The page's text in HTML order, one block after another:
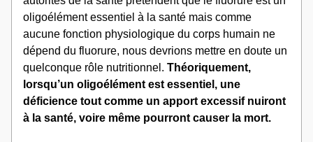
oligoélément essentiel à la santé mais comme
aucune fonction physiologique du corps humain ne
dépend du fluorure, nous devrions mettre en doute un
quelconque rôle nutritionnel. Théoriquement,
lorsqu’un oligoélément est essentiel, une
déficience tout comme un apport excessif nuiront
à la santé, voire même pourront causer la mort.